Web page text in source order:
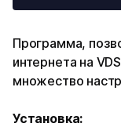
Программа,
интернета на
множество
Установка: